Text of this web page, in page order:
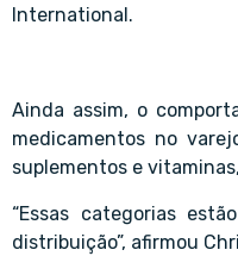
International.
Ainda assim, o
medicamentos no
suplementos e
“Essas categorias
distribuição”, afirmou